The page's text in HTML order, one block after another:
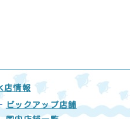
店情報
ピックアップ店舗